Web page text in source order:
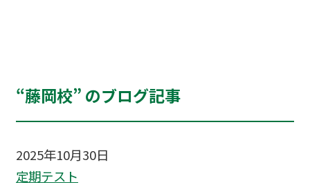
“藤岡校” のブログ記事
2025年10月30日
定期テスト